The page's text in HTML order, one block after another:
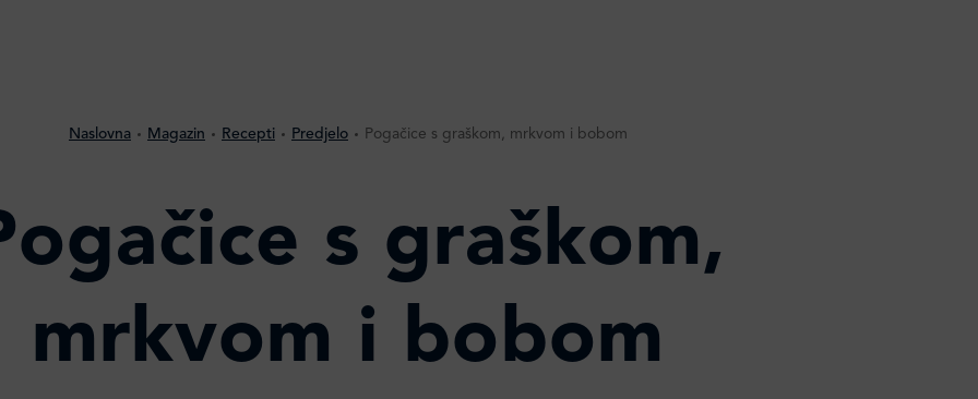
Naslovna Magazin Recepti Predjelo Pogačice s graškom, mrkvom i bobom
s graškom,
mrkvom i bobom